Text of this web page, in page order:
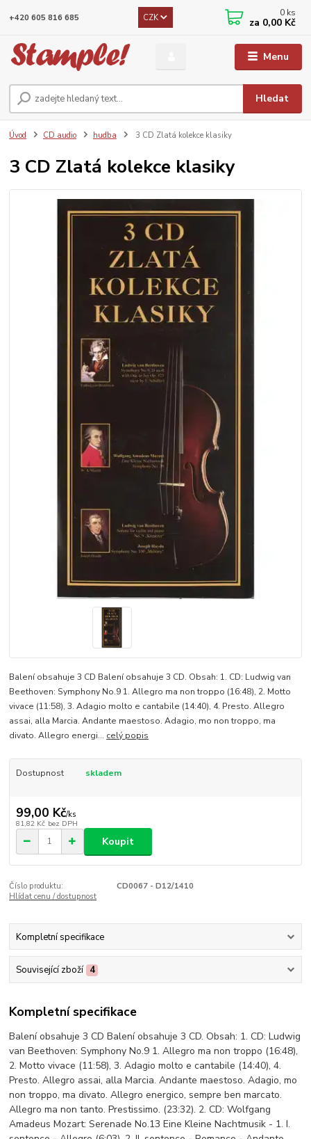
Menu
CZK
Hledat
+420 605 816 685 0 ks
za 0,00 Kč
Úvod CD audio hudba 3 CD Zlatá kolekce klasiky
3 CD Zlatá kolekce klasiky
Balení obsahuje 3 CD Balení obsahuje 3 CD. Obsah: 1. CD: Ludwig van
Beethoven: Symphony No.9 1. Allegro ma non troppo (16:48), 2. Motto
vivace (11:58), 3. Adagio molto e cantabile (14:40), 4. Presto. Allegro
assai, alla Marcia. Andante maestoso. Adagio, mo non troppo, ma
divato. Allegro energi... celý popis
Dostupnost skladem
99,00 Kč/ks
81,82 Kč bez DPH
Koupit
Číslo produktu:
CD0067 - D12/1410
Hlídat cenu / dostupnost
Kompletní specifikace
Související zboží 4
Kompletní specifikace
Balení obsahuje 3 CD Balení obsahuje 3 CD. Obsah: 1. CD: Ludwig
van Beethoven: Symphony No.9 1. Allegro ma non troppo (16:48),
2. Motto vivace (11:58), 3. Adagio molto e cantabile (14:40), 4.
Presto. Allegro assai, alla Marcia. Andante maestoso. Adagio, mo
non troppo, ma divato. Allegro energico, sempre ben marcato.
Allegro ma non tanto. Prestissimo. (23:32). 2. CD: Wolfgang
Amadeus Mozart: Serenade No.13 Eine Kleine Nachtmusik - 1. I.